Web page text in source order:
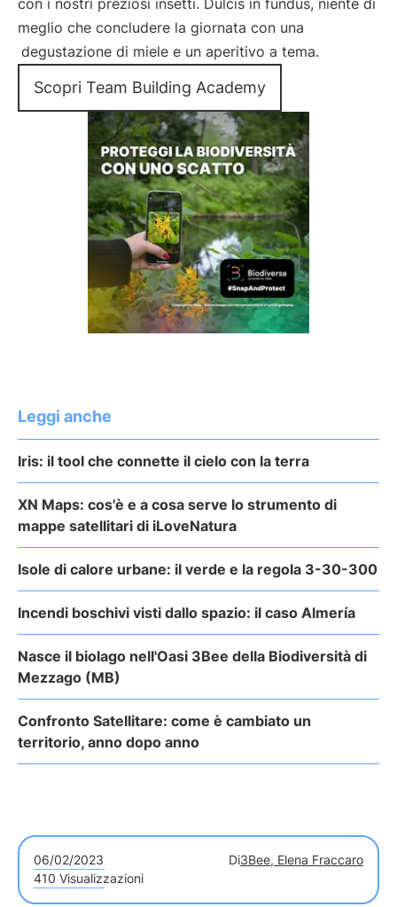
con i nostri preziosi insetti. Dulcis in fundus, niente di
meglio che concludere la giornata con una
degustazione di miele e un aperitivo a tema.
Scopri Team Building Academy
Leggi anche
Iris: il tool che connette il cielo con la terra
XN Maps: cos'è e a cosa serve lo strumento di
mappe satellitari di iLoveNatura
Isole di calore urbane: il verde e la regola 3-30-300
Incendi boschivi visti dallo spazio: il caso Almería
Nasce il biolago nell'Oasi 3Bee della Biodiversità di
Mezzago (MB)
Confronto Satellitare: come è cambiato un
territorio, anno dopo anno
06/02/2023 Di3Bee, Elena Fraccaro
410 Visualizzazioni